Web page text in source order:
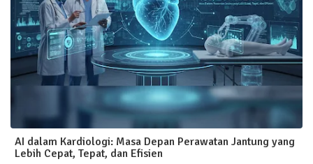
AI dalam Kardiologi: Masa Depan Perawatan Jantung yang
Lebih Cepat, Tepat, dan Efisien